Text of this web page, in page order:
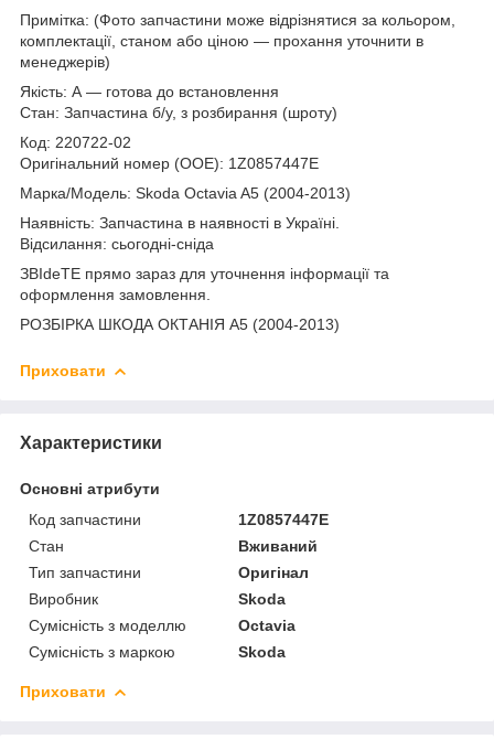
Примітка: (Фото запчастини може відрізнятися за кольором,
комплектації, станом або ціною — прохання уточнити в
менеджерів)
Якість: А — готова до встановлення
Стан: Запчастина б/у, з розбирання (шроту)
Код: 220722-02
Оригінальний номер (ООЕ): 1Z0857447E
Марка/Модель: Skoda Octavia A5 (2004-2013)
Наявність: Запчастина в наявності в Україні.
Відсилання: сьогодні-сніда
ЗВІdeТЕ прямо зараз для уточнення інформації та
оформлення замовлення.
РОЗБІРКА ШКОДА ОКТАНІЯ A5 (2004-2013)
Приховати
Характеристики
Основні атрибути
Код запчастини
1Z0857447E
Стан
Вживаний
Тип запчастини
Оригінал
Виробник
Skoda
Сумісність з моделлю
Octavia
Сумісність з маркою
Skoda
Приховати